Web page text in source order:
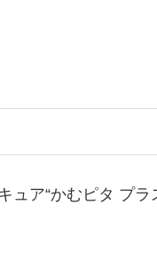
ア“かむピタ プラ